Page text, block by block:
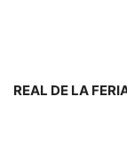
REAL DE LA